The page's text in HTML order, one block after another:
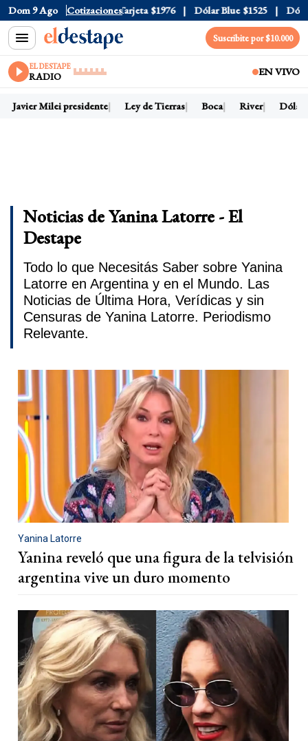
Dom 9 Ago Cotizaciones
$1520 Dólar Tarjeta $1976 Dólar Blue $1525 Dólar
Suscribite por $10.000
EL DESTAPE
RADIO EN VIVO
Javier Milei presidente Ley de Tierras Boca River Dólar
Noticias de Yanina Latorre - El
Destape
Todo lo que Necesitás Saber sobre Yanina
Latorre en Argentina y en el Mundo. Las
Noticias de Última Hora, Verídicas y sin
Censuras de Yanina Latorre. Periodismo
Relevante.
Yanina Latorre
Yanina reveló que una figura de la telvisión
argentina vive un duro momento